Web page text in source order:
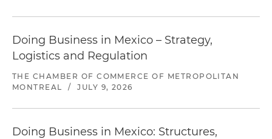
Doing Business in Mexico – Strategy,
Logistics and Regulation
THE CHAMBER OF COMMERCE OF METROPOLITAN
MONTREAL
/ JULY 9, 2026
Doing Business in Mexico: Structures,